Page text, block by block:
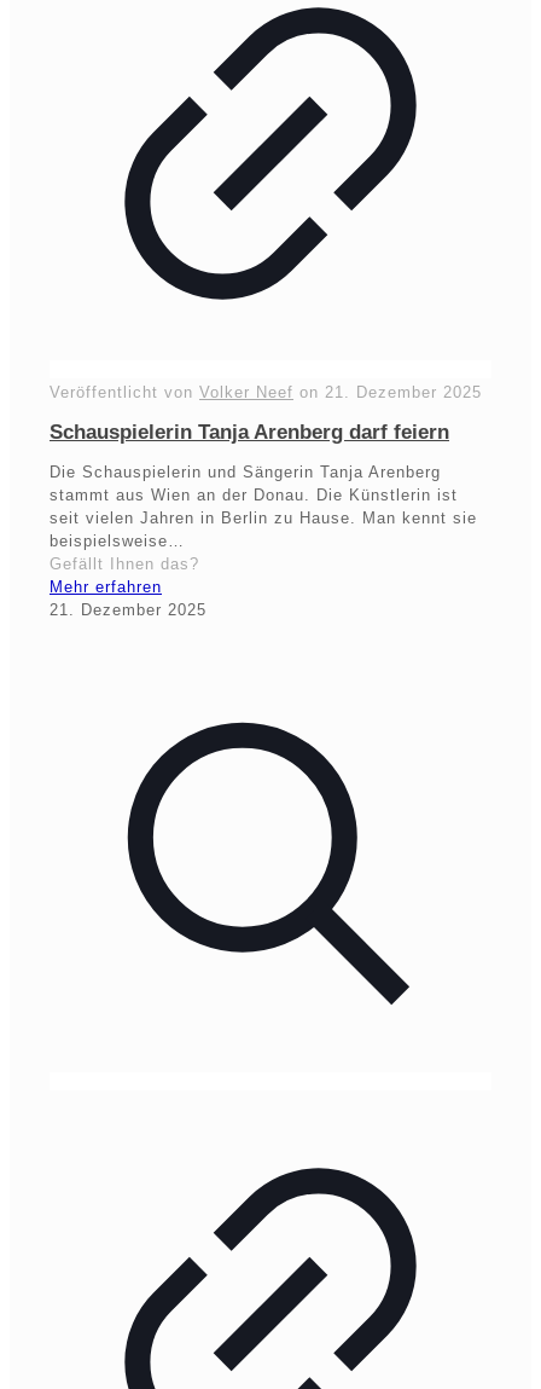
Veröffentlicht von Volker Neef on 21. Dezember 2025
Schauspielerin Tanja Arenberg darf feiern
Die Schauspielerin und Sängerin Tanja Arenberg
stammt aus Wien an der Donau. Die Künstlerin ist
seit vielen Jahren in Berlin zu Hause. Man kennt sie
beispielsweise…
Gefällt Ihnen das?
Mehr erfahren
21. Dezember 2025